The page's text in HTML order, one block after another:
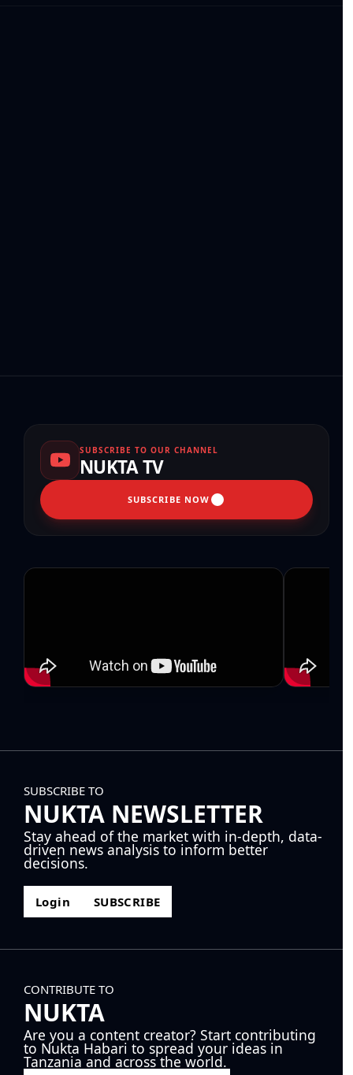
SUBSCRIBE TO OUR CHANNEL
NUKTA TV
SUBSCRIBE NOW
SUBSCRIBE TO
NUKTA NEWSLETTER
Stay ahead of the market with in-depth, data-
driven news analysis to inform better
decisions.
Login SUBSCRIBE
CONTRIBUTE TO
NUKTA
Are you a content creator? Start contributing
to Nukta Habari to spread your ideas in
Tanzania and across the world.